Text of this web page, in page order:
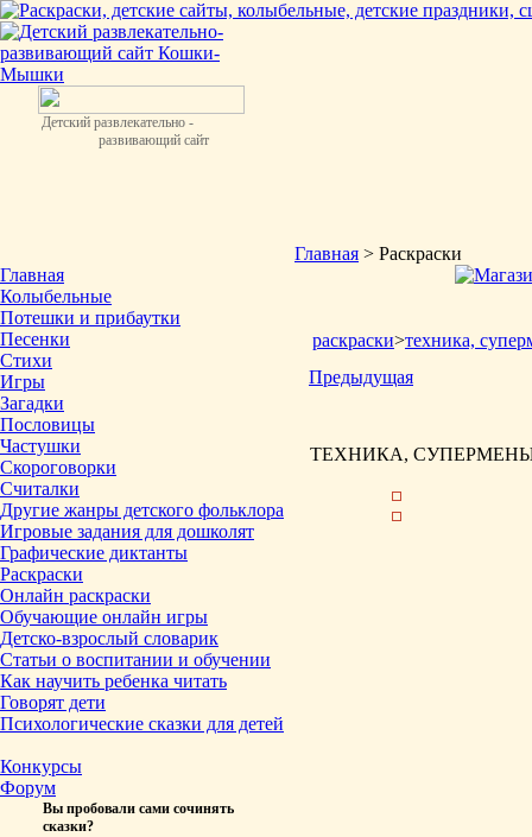
Детский развлекательно -
развивающий сайт
Главная
Колыбельные
Потешки и прибаутки
Песенки
Стихи
Игры
Загадки
Пословицы
Частушки
Скороговорки
Считалки
Другие жанры детского фольклора
Игровые задания для дошколят
Графические диктанты
Раскраски
Онлайн раскраски
Обучающие онлайн игры
Детско-взрослый словарик
Статьи о воспитании и обучении
Как научить ребенка читать
Говорят дети
Психологические сказки для детей
Конкурсы
Форум
Вы пробовали сами сочинять
сказки?
Главная > Раскраски
раскраски>техника,
Предыдущая
ТЕХНИКА,